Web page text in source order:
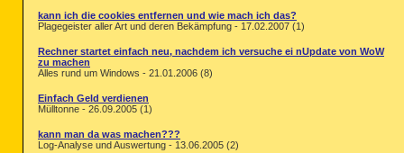
kann ich die cookies entfernen und wie mach ich das?
Plagegeister aller Art und deren Bekämpfung - 17.02.2007 (1)
Rechner startet einfach neu, nachdem ich versuche ei nUpdate von WoW
zu machen
Alles rund um Windows - 21.01.2006 (8)
Einfach Geld verdienen
Mülltonne - 26.09.2005 (1)
kann man da was machen???
Log-Analyse und Auswertung - 13.06.2005 (2)